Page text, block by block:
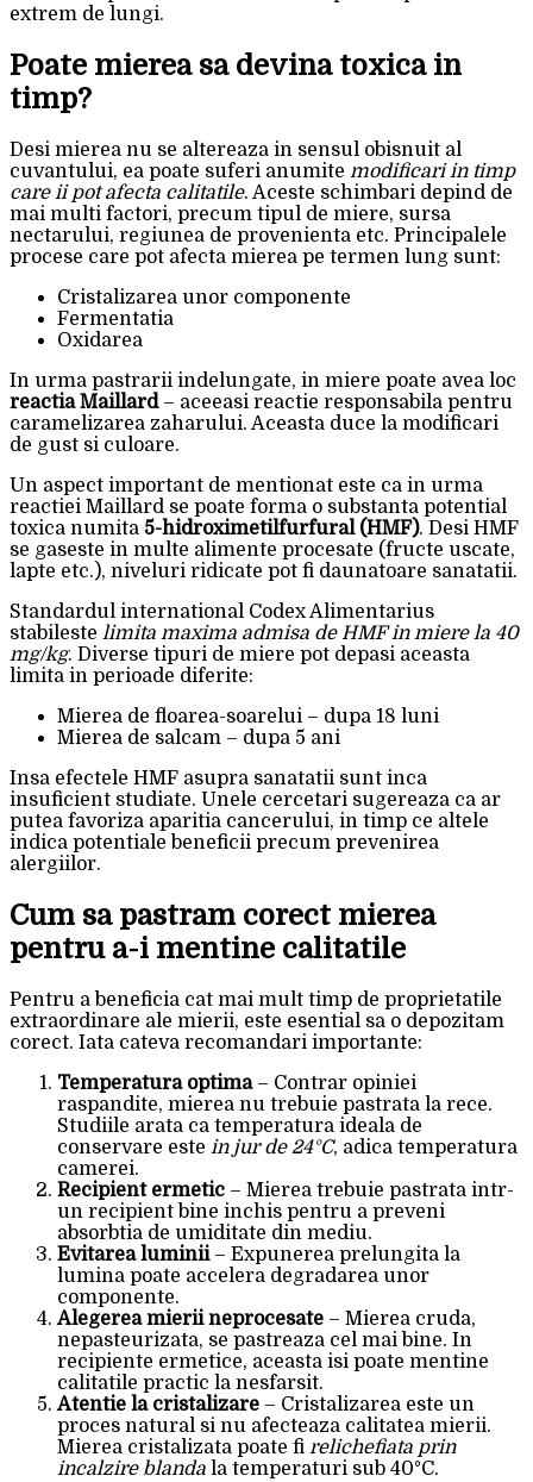
extrem de lungi.
Poate mierea sa devina toxica in
timp?
Desi mierea nu se altereaza in sensul obisnuit al
cuvantului, ea poate suferi anumite modificari in timp
care ii pot afecta calitatile. Aceste schimbari depind de
mai multi factori, precum tipul de miere, sursa
nectarului, regiunea de provenienta etc. Principalele
procese care pot afecta mierea pe termen lung sunt:
Cristalizarea unor componente
Fermentatia
Oxidarea
In urma pastrarii indelungate, in miere poate avea loc
reactia Maillard– aceeasi reactie responsabila pentru
caramelizarea zaharului. Aceasta duce la modificari
de gust si culoare.
Un aspect important de mentionat este ca in urma
reactiei Maillard se poate forma o substanta potential
toxica numita 5-hidroximetilfurfural (HMF). Desi HMF
se gaseste in multe alimente procesate (fructe uscate,
lapte etc.), niveluri ridicate pot fi daunatoare sanatatii.
Standardul international Codex Alimentarius
stabileste limita maxima admisa de HMF in miere la 40
mg/kg. Diverse tipuri de miere pot depasi aceasta
limita in perioade diferite:
Mierea de floarea-soarelui – dupa 18 luni
Mierea de salcam – dupa 5 ani
Insa efectele HMF asupra sanatatii sunt inca
insuficient studiate. Unele cercetari sugereaza ca ar
putea favoriza aparitia cancerului, in timp ce altele
indica potentiale beneficii precum prevenirea
alergiilor.
Cum sa pastram corect mierea
pentru a-i mentine calitatile
Pentru a beneficia cat mai mult timp de proprietatile
extraordinare ale mierii, este esential sa o depozitam
corect. Iata cateva recomandari importante:
Temperatura optima– Contrar opiniei
raspandite, mierea nu trebuie pastrata la rece.
Studiile arata ca temperatura ideala de
conservare este in jur de 24°C, adica temperatura
camerei.
Recipient ermetic – Mierea trebuie pastrata intr-
un recipient bine inchis pentru a preveni
absorbtia de umiditate din mediu.
Evitarea luminii– Expunerea prelungita la
lumina poate accelera degradarea unor
componente.
Alegerea mierii neprocesate – Mierea cruda,
nepasteurizata, se pastreaza cel mai bine. In
recipiente ermetice, aceasta isi poate mentine
calitatile practic la nesfarsit.
Atentie la cristalizare – Cristalizarea este un
proces natural si nu afecteaza calitatea mierii.
Mierea cristalizata poate fi relichefiata prin
incalzire blanda la temperaturi sub 40°C.